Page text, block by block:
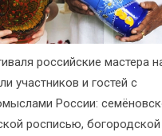
российские мастера
участников и гостей с
России:
росписью, богородской